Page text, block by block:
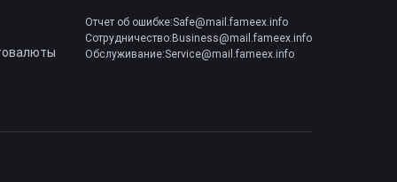
Отчет об ошибке:Safe@mail.fameex.info
Сотрудничество:Business@mail.fameex.info
Обслуживание:Service@mail.fameex.info